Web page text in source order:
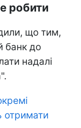
робити
що тим,
банк до
надалі
отримати